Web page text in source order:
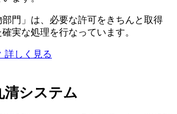
門」は、必要な許可をきちんと取得
実な処理を行なっています。
詳しく見る
システム